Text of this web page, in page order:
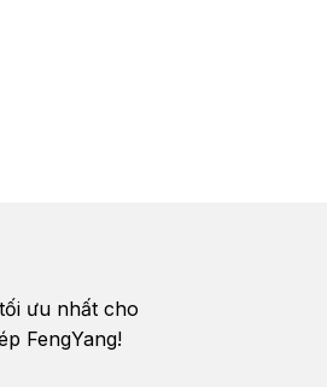
ưu nhất cho
FengYang!